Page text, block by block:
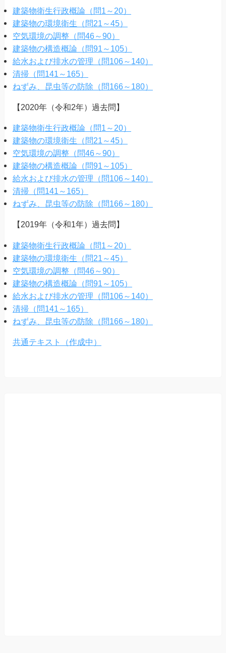
建築物衛生行政概論（問1～20）
建築物の環境衛生（問21～45）
空気環境の調整（問46～90）
建築物の構造概論（問91～105）
給水および排水の管理（問106～140）
清掃（問141～165）
ねずみ、昆虫等の防除（問166～180）
【2020年（令和2年）過去問】
建築物衛生行政概論（問1～20）
建築物の環境衛生（問21～45）
空気環境の調整（問46～90）
建築物の構造概論（問91～105）
給水および排水の管理（問106～140）
清掃（問141～165）
ねずみ、昆虫等の防除（問166～180）
【2019年（令和1年）過去問】
建築物衛生行政概論（問1～20）
建築物の環境衛生（問21～45）
空気環境の調整（問46～90）
建築物の構造概論（問91～105）
給水および排水の管理（問106～140）
清掃（問141～165）
ねずみ、昆虫等の防除（問166～180）
共通テキスト（作成中）